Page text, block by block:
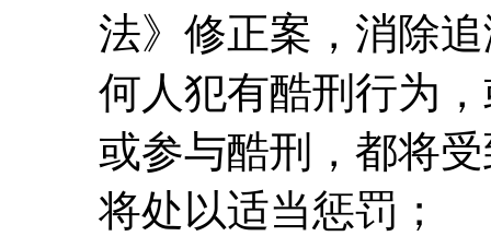
法》修正案，消除
何人犯有酷刑行为
或参与酷刑，都将
将处以适当惩罚；